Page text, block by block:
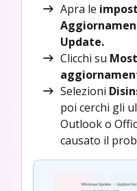
Apra le
Update.
Clicchi su
Selezioni
poi cerchi gli
Outlook o
causato il